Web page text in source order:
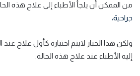
من الممكن أن يلجأ الأطباء إلى علاج هذه
جراحية،
ولكن هذا الخيار لايتم اختياره كأول علاج عند
إليه الأطباء عند علاج هذه الحالة.